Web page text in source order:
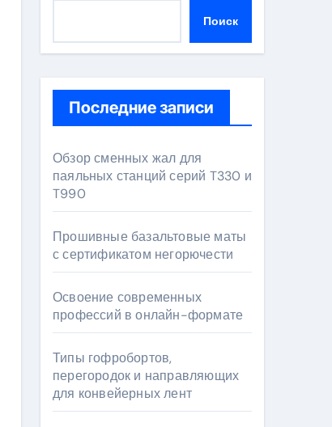
Поиск
Последние записи
Обзор сменных жал для
паяльных станций серий T330 и
T990
Прошивные базальтовые маты
с сертификатом негорючести
Освоение современных
профессий в онлайн-формате
Типы гофробортов,
перегородок и направляющих
для конвейерных лент